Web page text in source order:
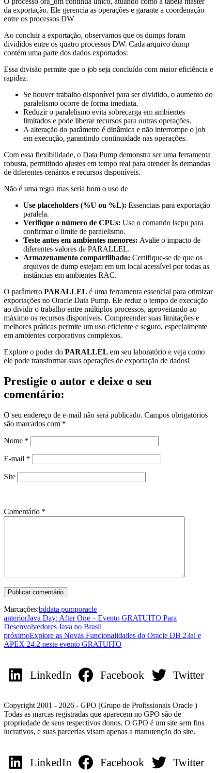
da exportação. Ele gerencia as operações e garante a coordenação
entre os processos DW
Ao concluir a exportação, observamos que os dumps foram
divididos entre os quatro processos DW. Cada arquivo dump
contém uma parte dos dados exportados:
Essa divisão permite que o job seja concluído com maior eficiência e
rapidez.
Se houver trabalho disponível para ser dividido, o aumento do
paralelismo ocorre de forma imediata.
Reduzir o paralelismo evita sobrecarga em ambientes
limitados e pode liberar recursos para outras operações.
A alteração do parâmetro é dinâmica e não interrompe o job
em execução, garantindo continuidade nas operações.
Com essa flexibilidade, o Data Pump demonstra ser uma ferramenta
robusta, permitindo ajustes em tempo real para atender às demandas
de diferentes cenários e recursos disponíveis.
Não é uma regra mas seria bom o uso de
Use placeholders (%U ou %L): Essenciais para exportação
paralela.
Verifique o número de CPUs: Use o comando lscpu para
confirmar o limite de paralelismo.
Teste antes em ambientes menores: Avalie o impacto de
diferentes valores de PARALLEL.
Armazenamento compartilhado: Certifique-se de que os
arquivos de dump estejam em um local acessível por todas as
instâncias em ambientes RAC.
O parâmetro PARALLEL é uma ferramenta essencial para otimizar
exportações no Oracle Data Pump. Ele reduz o tempo de execução
ao dividir o trabalho entre múltiplos processos, aproveitando ao
máximo os recursos disponíveis. Compreender suas limitações e
melhores práticas permite um uso eficiente e seguro, especialmente
em ambientes corporativos complexos.
Explore o poder do PARALLEL em seu laboratório e veja como
ele pode transformar suas operações de exportação de dados!
Prestigie o autor e deixe o seu
comentário:
O seu endereço de e-mail não será publicado. Campos obrigatórios
são marcados com *
Nome *
E-mail *
Site
Comentário *
Marcações:bddata pumporacle
anteriorJava Day: After One – Evento GRATUITO Para
Desenvolvedores Java no Brasil
próximoExplore as Novas Funcionalidades do Oracle DB 23ai e
APEX 24.2 neste evento GRATUITO
LinkedIn Facebook Twitter
Copyright 2001 - 2026 - GPO (Grupo de Profissionais Oracle )
Todas as marcas registradas que aparecem no GPO são de
propriedade de seus respectivos donos. O GPO é um site sem fins
lucrativos, e suas parcerias visam apenas a manutenção do site.
LinkedIn Facebook Twitter